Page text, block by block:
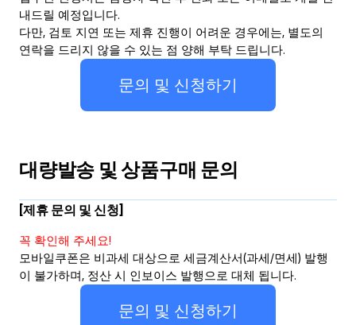
내드릴 예정입니다.
다만, 검토 지연 또는 제휴 진행이 어려운 경우에는, 별도의
연락을 드리지 않을 수 있는 점 양해 부탁 드립니다.
문의 및 신청하기
대량발송 및 상품구매 문의
[제휴 문의 및 신청]
꼭 확인해 주세요!
모바일쿠폰은 비과세 대상으로 세금계산서(과세/면세) 발행
이 불가하며, 정산 시 인보이스 발행으로 대체 됩니다.
문의 및 신청하기